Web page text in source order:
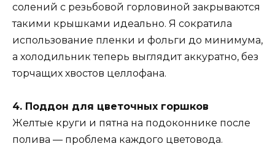
солений с резьбовой горловиной закрываются
такими крышками идеально. Я сократила
использование пленки и фольги до минимума,
а холодильник теперь выглядит аккуратно, без
торчащих хвостов целлофана.
4. Поддон для цветочных горшков
Желтые круги и пятна на подоконнике после
полива — проблема каждого цветовода.